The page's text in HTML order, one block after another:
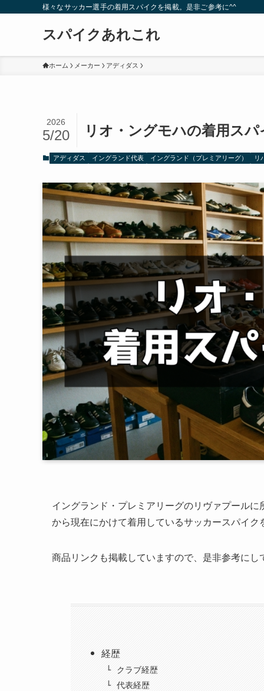
様々なサッカー選手の着用スパイクを掲載。是非ご参考に^^
スパイクあれこれ
ホーム メーカー アディダス
リオ・ングモハの着用スパ
2026
5/20
アディダス イングランド代表 イングランド（プレミアリーグ） リ
イングランド・プレミアリーグのリヴァプール
から現在にかけて着用しているサッカースパイク
商品リンクも掲載していますので、是非参考にし
経歴
クラブ経歴
代表経歴